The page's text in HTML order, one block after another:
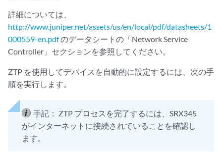
詳細については、
http://www.juniper.net/assets/us/en/local/pdf/datasheets/1
000559-en.pdfのデータシートの「Network Service
Controller」セクションを参照してください。
ZTP を使用してデバイスを自動的に設定するには、次の手
順を実行します。
手記： ZTP プロセスを完了するには、SRX345
がインターネットに接続されていることを確認し
ます。